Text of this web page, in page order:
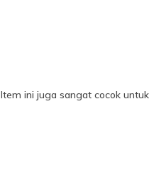
ini juga sangat cocok